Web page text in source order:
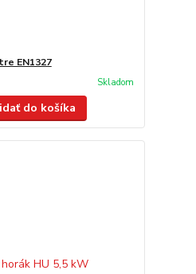
EN1327
Skladom
do košíka